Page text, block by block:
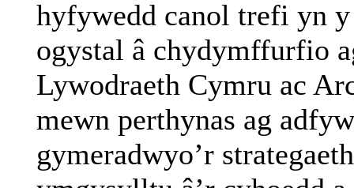
hyfywedd canol trefi yn
ogystal â chydymffurfio
Lywodraeth Cymru ac
mewn perthynas ag
gymeradwyo’r